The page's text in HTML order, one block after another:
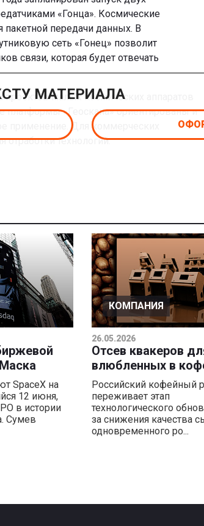
«Гонца». Космические
пакетной передачи данных. В
сеть «Гонец» позволит
связи, которая будет отвечать
малых космических аппаратов
платформы «Геоскана» ориентированы и
применение. Для коммерческих
отработки технологий.
МАТЕРИАЛА
SpaceX на
12 июня,
в истории
Сумев
КОМПАНИЯ
26.05.2026
Отсев квакеров
влюбленных в
Российский кофейный
переживает этап
технологического
за снижения качества
одновременного ро...